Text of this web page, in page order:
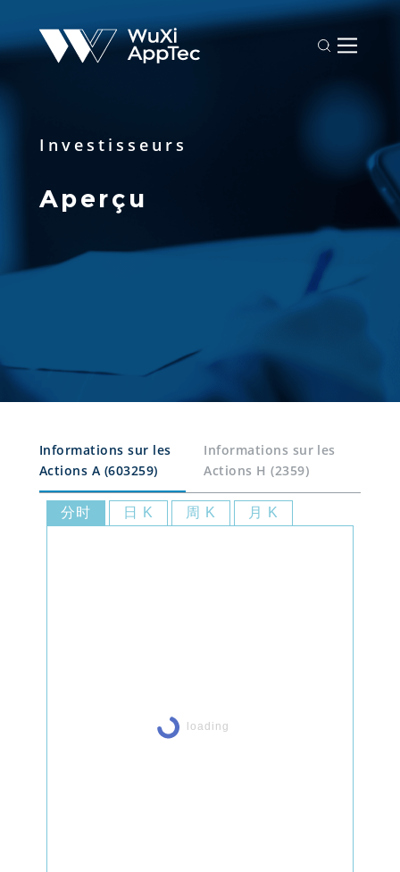
Investisseurs
Aperçu
Informations sur les
Actions A (603259)
Informations sur les
Actions H (2359)